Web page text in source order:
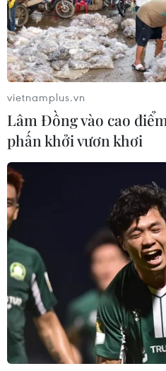
vietnamplus.vn
Lâm Đồng vào cao
phấn khởi vươn khơi